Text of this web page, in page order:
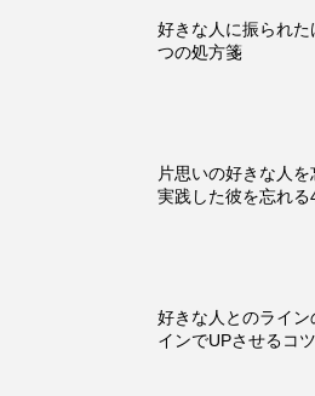
好きな人に振られ
つの処方箋
片思いの好きな人
実践した彼を忘れる
好きな人とのライ
インでUPさせるコ